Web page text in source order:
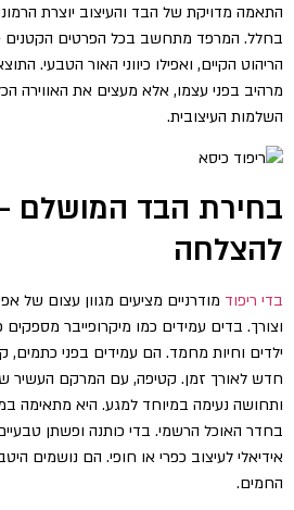
התאמה מדויקת של הבד והעיצוב יוצרת
בחלל. המרפד מתחשב בכל הפרטים הקטנים –
הריהוט הקיים, ואפילו כיווני האור הטבעי.
מרהיב בפני עצמו, אלא מעצים את האווירה
השלמות העיצובית.
בחירת הבד המושלם
להצלחה
בדי ריפוד מודרניים מציעים מגוון עצום של
וצורך. בדים עמידים כמו מיקרופייבר
ילדים וחיות מחמד. הם עמידים בפני כתמים,
חדש לאורך זמן. קטיפה, עם המרקם העשיר
ותחושה נעימה במיוחד למגע. היא מתאימה
בחדר האוכל הרשמי. בדי כותנה ופשתן
אידיאלי לעיצוב כפרי או חופי. הם נושמים
החמים.